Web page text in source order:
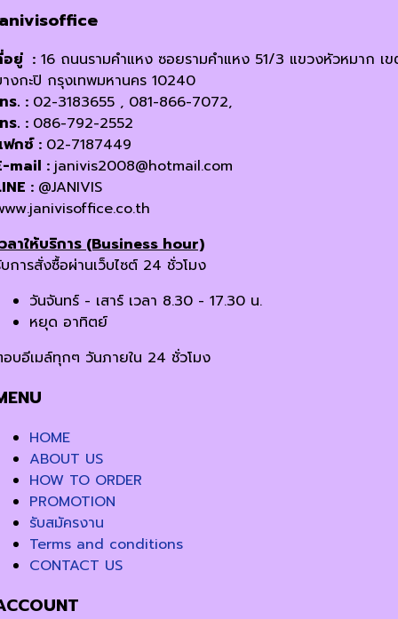
อยู่ : 16 ถนนรามคำแหง ซอยรามคำแหง 51/3 แขวงหัวหมาก เ
งกะปิ กรุงเทพมหานคร 10240
ร. : 02-3183655 , 081-866-7072,
ร. : 086-792-2552
กซ์ : 02-7187449
mail : janivis2008@hotmail.com
: @JANIVIS
ลาให้บริการ (Business hour)
การสั่งซื้อผ่านเว็บไซต์ 24 ชั่วโมง
วันจันทร์ - เสาร์ เวลา 8.30 - 17.30 น.
หยุด อาทิตย์
บอีเมล์ทุกๆ วันภายใน 24 ชั่วโมง
HOME
ABOUT US
HOW TO ORDER
PROMOTION
รับสมัครงาน
Terms and conditions
CONTACT US